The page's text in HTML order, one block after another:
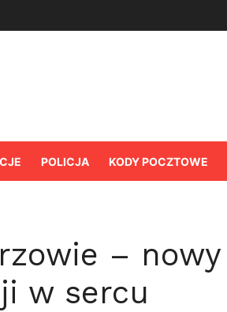
POLICJA KODY POCZTOWE
– nowy
w sercu